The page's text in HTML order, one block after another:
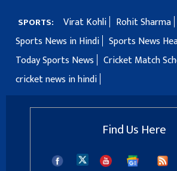
SPORTS: Virat Kohli
Rohit Sharma
Sports News in Hindi Sports News
Today Sports News
Cricket Match
cricket news in hindi
Find Us Here